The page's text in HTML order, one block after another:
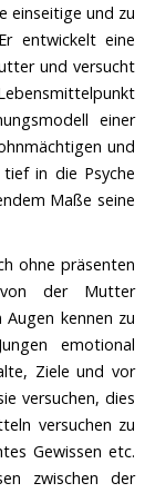
einseitige und zu
entwickelt eine
und versucht
einer
und
in die Psyche
Maße seine
ohne präsenten
der Mutter
kennen zu
emotional
Ziele und vor
versuchen, dies
versuchen zu
Gewissen etc.
zwischen der